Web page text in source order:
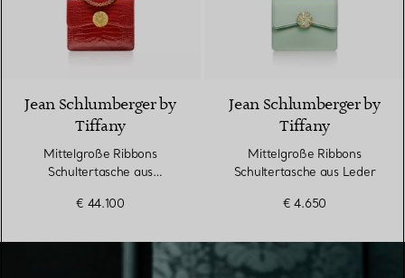
9 Farben
Jean Schlumberger by
Tiffany
Mittelgroße Ribbons
Schultertasche aus
€ 44.100
Jean Schlumberger by
Tiffany
Mittelgroße Ribbons
Schultertasche aus Leder
€ 4.650